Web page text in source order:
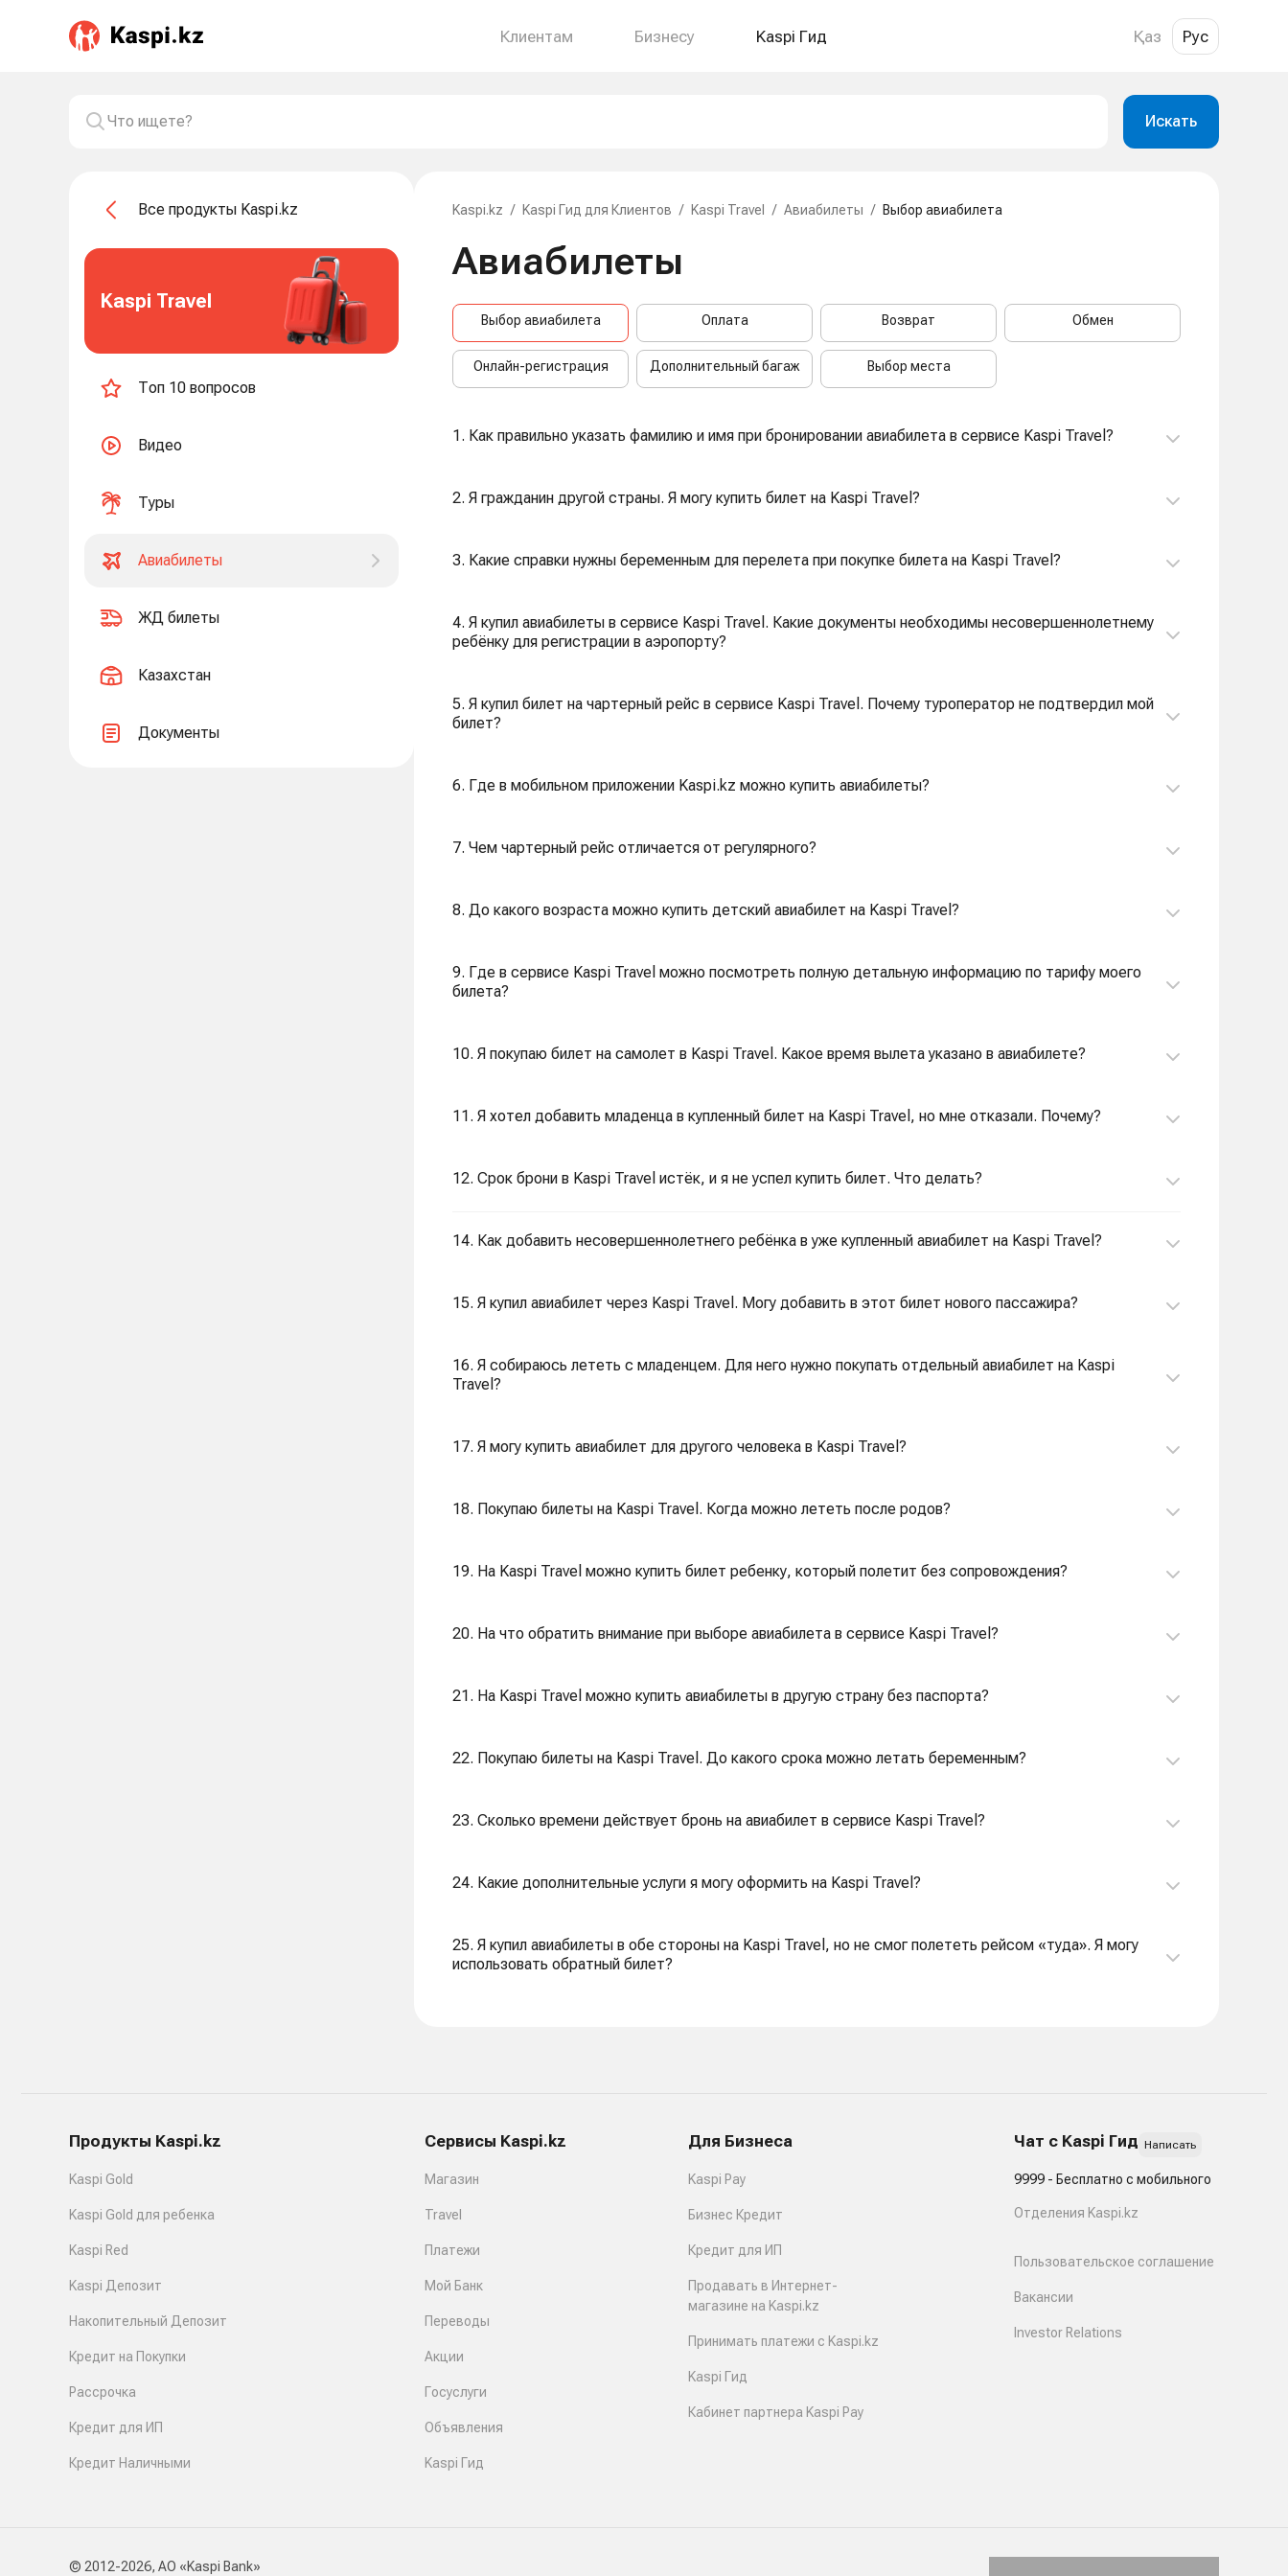
Клиентам Бизнесу Kaspi Гид Қаз Рус
Искать
Все продукты Kaspi.kz
Kaspi Travel
Топ 10 вопросов
Видео
Туры
Авиабилеты
ЖД билеты
Казахстан
Документы
Kaspi.kz / Kaspi Гид для Клиентов / Kaspi Travel / Авиабилеты / Выбор авиабилета
Авиабилеты
Выбор авиабилета Оплата Возврат Обмен
Онлайн-регистрация Дополнительный багаж Выбор места
1. Как правильно указать фамилию и имя при бронировании авиабилета в сервисе Kaspi Travel?
2. Я гражданин другой страны. Я могу купить билет на Kaspi Travel?
3. Какие справки нужны беременным для перелета при покупке билета на Kaspi Travel?
4. Я купил авиабилеты в сервисе Kaspi Travel. Какие документы необходимы несовершеннолетнему
ребёнку для регистрации в аэропорту?
5. Я купил билет на чартерный рейс в сервисе Kaspi Travel. Почему туроператор не подтвердил мой
билет?
6. Где в мобильном приложении Kaspi.kz можно купить авиабилеты?
7. Чем чартерный рейс отличается от регулярного?
8. До какого возраста можно купить детский авиабилет на Kaspi Travel?
9. Где в сервисе Kaspi Travel можно посмотреть полную детальную информацию по тарифу моего
билета?
10. Я покупаю билет на самолет в Kaspi Travel. Какое время вылета указано в авиабилете?
11. Я хотел добавить младенца в купленный билет на Kaspi Travel, но мне отказали. Почему?
12. Срок брони в Kaspi Travel истёк, и я не успел купить билет. Что делать?
14. Как добавить несовершеннолетнего ребёнка в уже купленный авиабилет на Kaspi Travel?
15. Я купил авиабилет через Kaspi Travel. Могу добавить в этот билет нового пассажира?
16. Я собираюсь лететь с младенцем. Для него нужно покупать отдельный авиабилет на Kaspi
Travel?
17. Я могу купить авиабилет для другого человека в Kaspi Travel?
18. Покупаю билеты на Kaspi Travel. Когда можно лететь после родов?
19. На Kaspi Travel можно купить билет ребенку, который полетит без сопровождения?
20. На что обратить внимание при выборе авиабилета в сервисе Kaspi Travel?
21. На Kaspi Travel можно купить авиабилеты в другую страну без паспорта?
22. Покупаю билеты на Kaspi Travel. До какого срока можно летать беременным?
23. Сколько времени действует бронь на авиабилет в сервисе Kaspi Travel?
24. Какие дополнительные услуги я могу оформить на Kaspi Travel?
25. Я купил авиабилеты в обе стороны на Kaspi Travel, но не смог полететь рейсом «туда». Я могу
использовать обратный билет?
Продукты Kaspi.kz
Kaspi Gold
Kaspi Gold для ребенка
Kaspi Red
Kaspi Депозит
Накопительный Депозит
Кредит на Покупки
Рассрочка
Кредит для ИП
Кредит Наличными
Сервисы Kaspi.kz
Магазин
Travel
Платежи
Мой Банк
Переводы
Акции
Госуслуги
Объявления
Kaspi Гид
Для Бизнеса
Kaspi Pay
Бизнес Кредит
Кредит для ИП
Продавать в Интернет-
магазине на Kaspi.kz
Принимать платежи с Kaspi.kz
Kaspi Гид
Кабинет партнера Kaspi Pay
Чат с Kaspi Гид Написать
9999 - Бесплатно с мобильного
Отделения Kaspi.kz
Пользовательское соглашение
Вакансии
Investor Relations
© 2012-2026, АО «Kaspi Bank»